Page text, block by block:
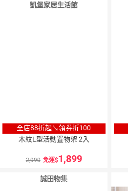
凱堡家居生活館
全店88折起↘領券折100
木紋L型活動置物架 2入
2,990 免運 1,899
誠田物集